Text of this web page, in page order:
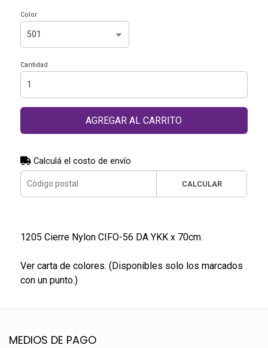
Color
Cantidad
AGREGAR AL CARRITO
Calculá el costo de envío
CALCULAR
1205 Cierre Nylon CIFO-56 DA YKK x 70cm.
Ver carta de colores. (Disponibles solo los marcados
con un punto.)
MEDIOS DE PAGO